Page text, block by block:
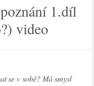
1.díl
video
se v sobě? Má smysl